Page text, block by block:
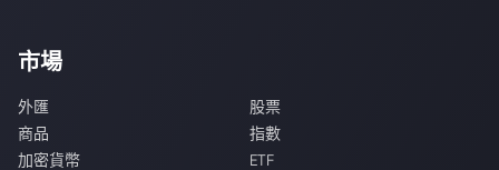
市場
外匯
股票
商品
指數
加密貨幣
ETF